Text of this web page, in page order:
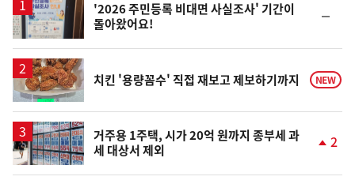
'2026 주민등록 비대면 사실조사' 기간이
돌아왔어요!
일
치킨 '용량꼼수' 직접 재보고 제보하기까지 NEW
거주용 1주택, 시가 20억 원까지 종부세 과
세 대상서 제외
2